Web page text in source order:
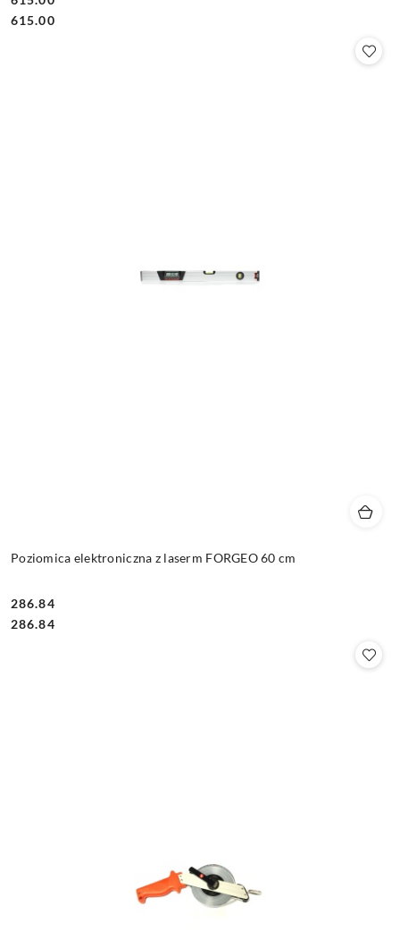
Cena:
Cena:
615.00
Poziomica elektroniczna z laserm FORGEO 60 cm
Cena:
286.84
Cena:
286.84